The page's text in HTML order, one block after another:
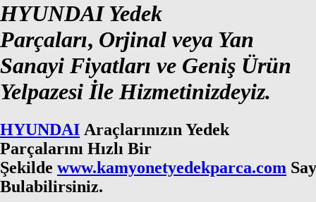
HYUNDAI Yedek
Parçaları, Orjinal veya Yan
Sanayi Fiyatları ve Geniş Ürün
Yelpazesi İle Hizmetinizdeyiz.
HYUNDAI Araçlarınızın Yedek
Parçalarını Hızlı Bir
Şekilde www.kamyonetyedekparca.com
Bulabilirsiniz.